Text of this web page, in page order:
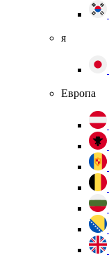
я
Европа